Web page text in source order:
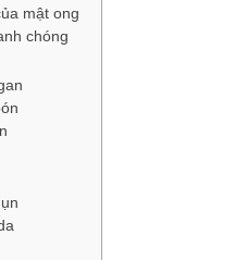
mật ong
chóng